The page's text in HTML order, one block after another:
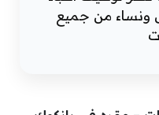
ونساء من جميع